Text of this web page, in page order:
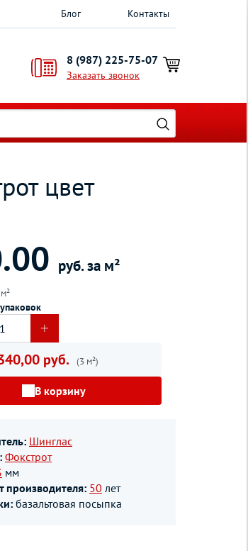
Блог Контакты
8 (987) 225-75-07
Заказать звонок
цвет
руб. за м²
руб. (3 м²)
В корзину
Шинглас
Фокстрот
мм
производителя: 50 лет
базальтовая посыпка